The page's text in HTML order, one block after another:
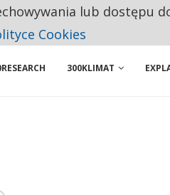
POLSKI
300KLIMAT
lub dostępu
Cookies